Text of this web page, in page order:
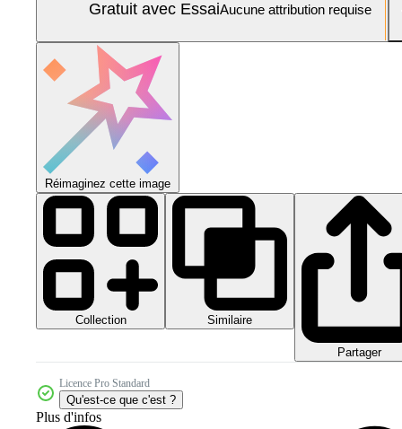
Gratuit avec EssaiAucune attribution requise
Réimaginez cette image
Collection Similaire
Partager
Licence Pro Standard
Qu'est-ce que c'est ?
Plus d'infos